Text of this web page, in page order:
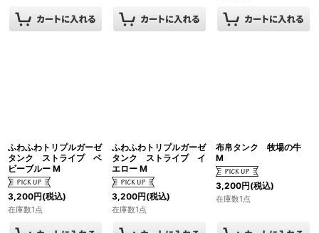
ふわふわトリプルガーゼ
タンク ストライプ ベ
ビーブルー M
3,200円(税込)
在庫数1点
ふわふわトリプルガーゼ
タンク ストライプ イ
エロー M
3,200円(税込)
在庫数1点
布帛タンク 牧場の牛
M
3,200円(税込)
在庫数1点